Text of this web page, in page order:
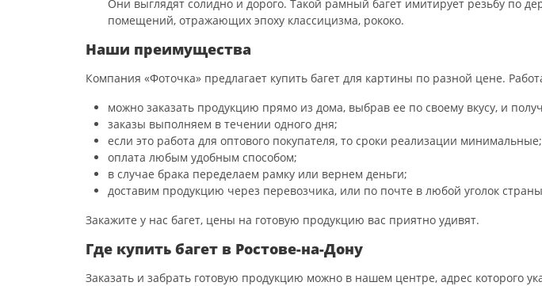
Они выглядят солидно и дорого. Такой рамный багет имитирует резьбу по
помещений, отражающих эпоху классицизма, рококо.
Наши преимущества
Компания «Фоточка» предлагает купить багет для картины по разной цене.
можно заказать продукцию прямо из дома, выбрав ее по своему вкусу, и
заказы выполняем в течении одного дня;
если это работа для оптового покупателя, то сроки реализации минимальные;
оплата любым удобным способом;
в случае брака переделаем рамку или вернем деньги;
доставим продукцию через перевозчика, или по почте в любой уголок
Закажите у нас багет, цены на готовую продукцию вас приятно удивят.
Где купить багет в Ростове-на-Дону
Заказать и забрать готовую продукцию можно в нашем центре, адрес которого